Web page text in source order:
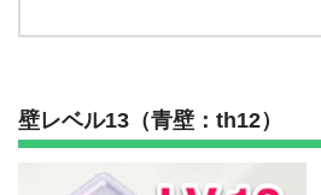
壁レベル13（青壁：th12）